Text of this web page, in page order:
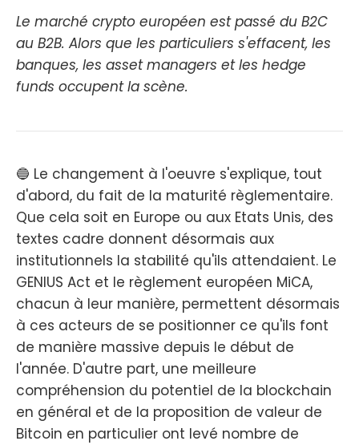
Le marché crypto européen est passé du B2C
au B2B. Alors que les particuliers s'effacent, les
banques, les asset managers et les hedge
funds occupent la scène.
🔵 Le changement à l'oeuvre s'explique, tout
d'abord, du fait de la maturité règlementaire.
Que cela soit en Europe ou aux Etats Unis, des
textes cadre donnent désormais aux
institutionnels la stabilité qu'ils attendaient. Le
GENIUS Act et le règlement européen MiCA,
chacun à leur manière, permettent désormais
à ces acteurs de se positionner ce qu'ils font
de manière massive depuis le début de
l'année. D'autre part, une meilleure
compréhension du potentiel de la blockchain
en général et de la proposition de valeur de
Bitcoin en particulier ont levé nombre de